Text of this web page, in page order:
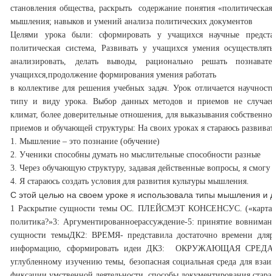
становления общества, раскрыть содержание понятия
мышления; навыков и умений анализа политических документов
Целями урока были: сформировать у учащихся научные
политическая система, Развивать у учащихся умения
анализировать, делать выводы, рационально решать
учащихся,продолжение формирования умения работать
в коллективе для решения учебных задач.Урок отличается
типу и виду урока. Выбор данных методов и приемов не
климат, более доверительные отношения, для выказывания
приемов и обучающей структуры:На своих уроках я стараюсь
1. Мышление – это познание (обучение)
2. Ученики способны думать но мыслительные способности разные
3. Через обучающую структуру, задавая действенные вопросы, я
4. Я стараюсь создать условия для развития культуры мышления.
С этой целью на своем уроке я использовала типы мышления и
1 Раскрытие сущности темыОС. ПЛЕЙСМЭТ КОНСЕНСУС. («карта»
политика?»3: Аргументированноерассуждение-5: принятие
сущности темыДК2: ВРЕМЯ- представила достаточно времени
информацию, сформировать идеиДК3: ОКРУЖАЮЩАЯ
углубленному изучению темы, безопасная социальная среда для